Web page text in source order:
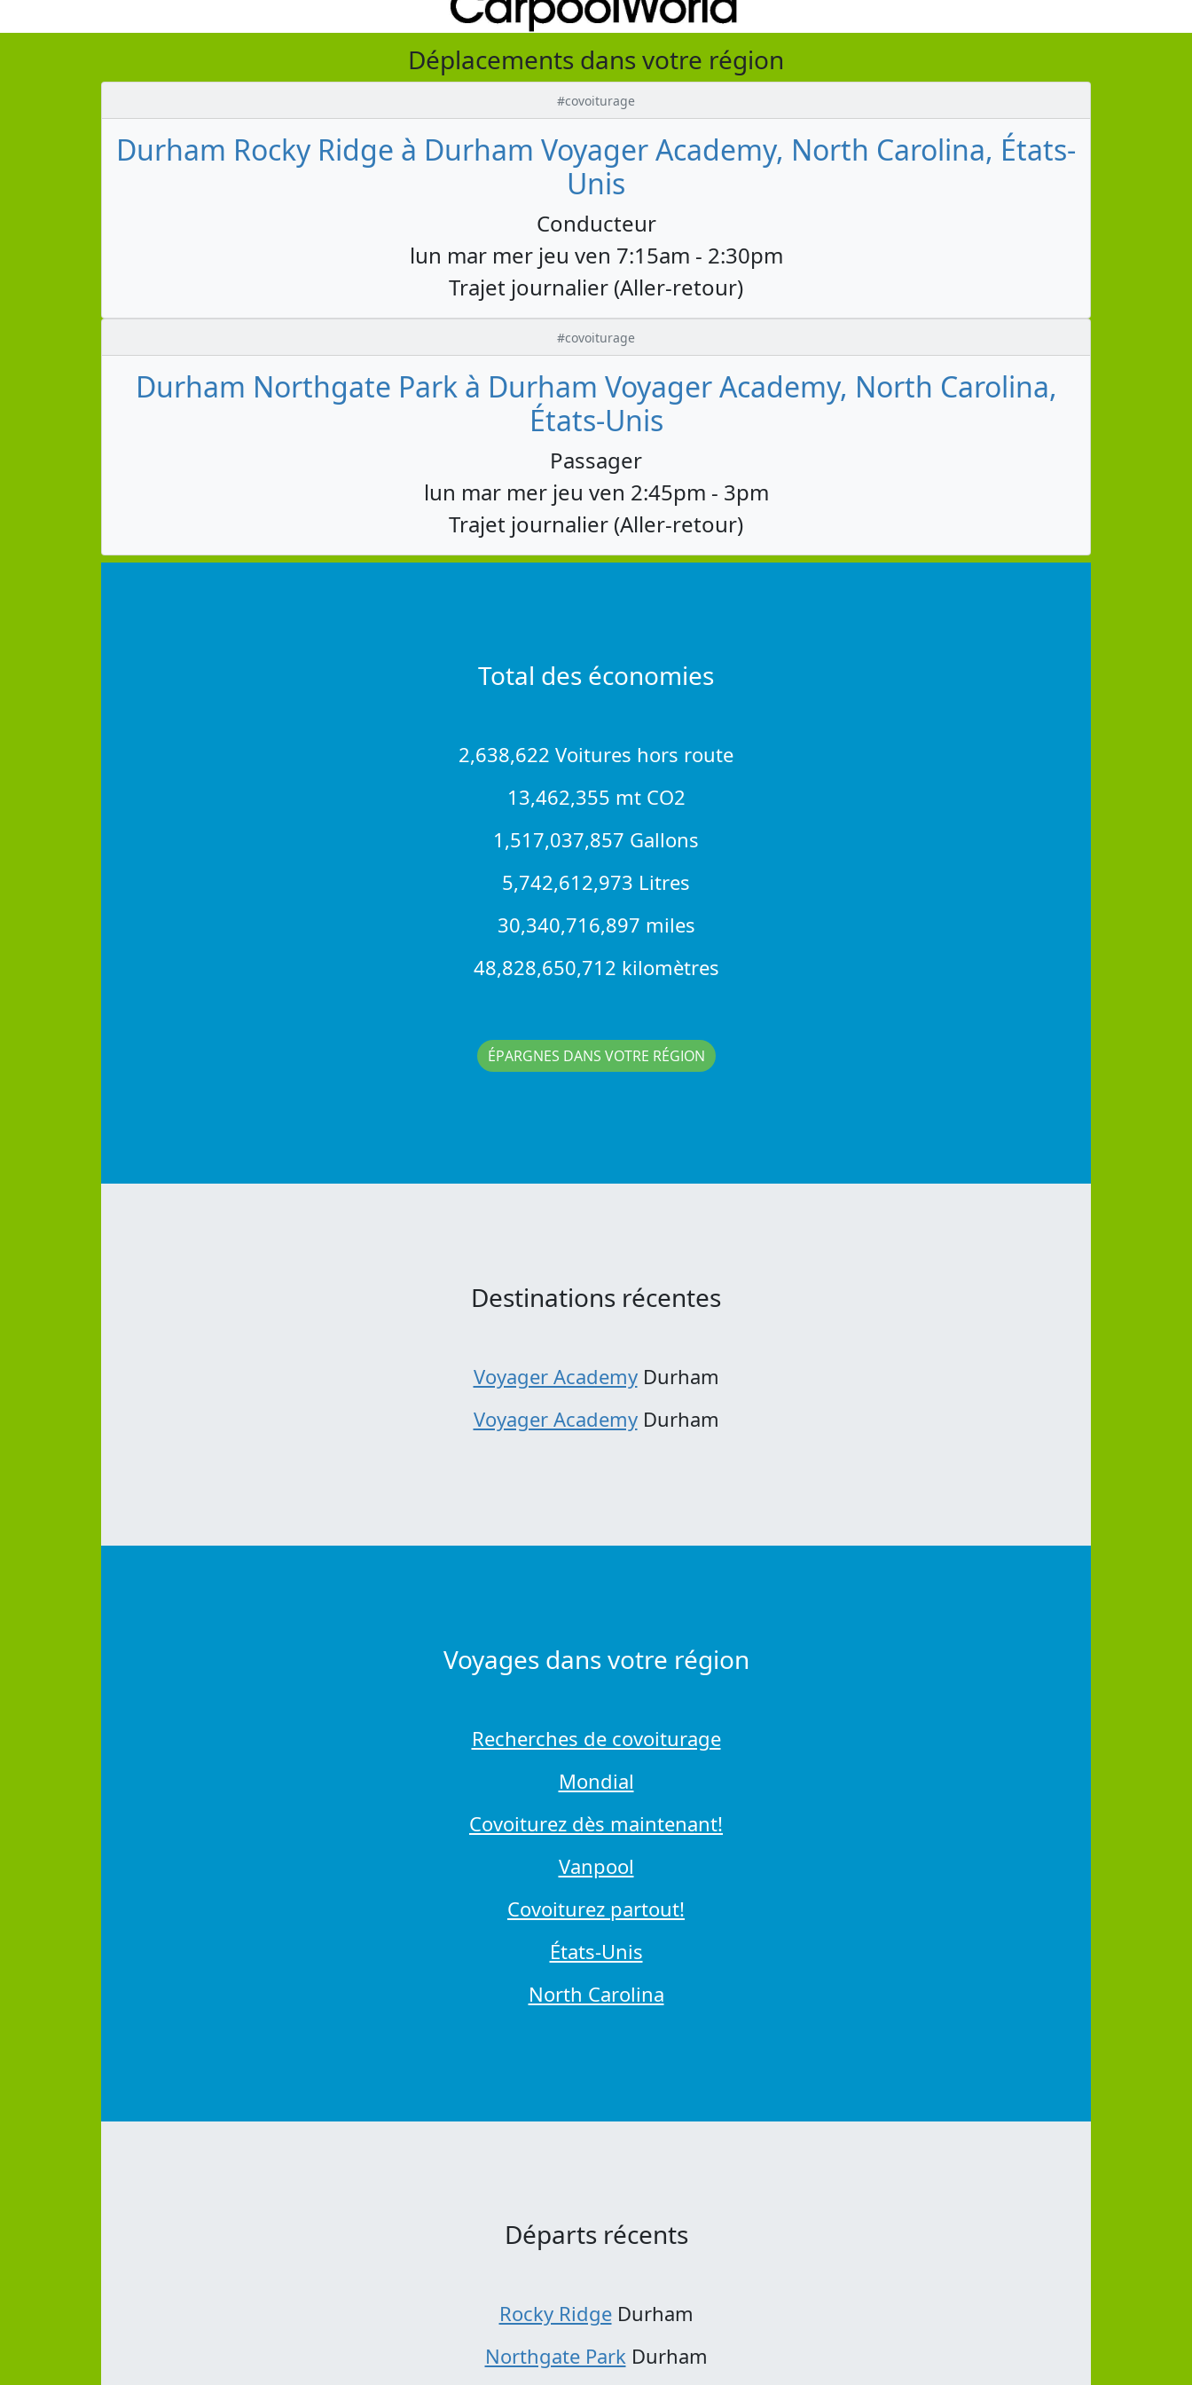
Déplacements dans votre région
#covoiturage
Durham Rocky Ridge à Durham Voyager Academy, North Carolina, États-
Unis
Conducteur
lun mar mer jeu ven 7:15am - 2:30pm
Trajet journalier (Aller-retour)
#covoiturage
Durham Northgate Park à Durham Voyager Academy, North Carolina,
États-Unis
Passager
lun mar mer jeu ven 2:45pm - 3pm
Trajet journalier (Aller-retour)
Total des économies
2,638,622 Voitures hors route
13,462,355 mt CO2
1,517,037,857 Gallons
5,742,612,973 Litres
30,340,716,897 miles
48,828,650,712 kilomètres
ÉPARGNES DANS VOTRE RÉGION
Destinations récentes
Voyager AcademyDurham
Voyager AcademyDurham
Voyages dans votre région
Recherches de covoiturage
Mondial
Covoiturez dès maintenant!
Vanpool
Covoiturez partout!
États-Unis
North Carolina
Départs récents
Rocky RidgeDurham
Northgate ParkDurham